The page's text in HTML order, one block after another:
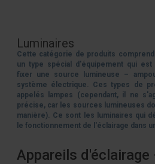
Luminaires
Cette catégorie de produits
un type spécial d'équipement qui
fixer une source lumineuse –
système électrique. Ces types de
appelés lampes (cependant, il ne
précise, car les sources lumineuses
manière). Ce sont les luminaires qui
le fonctionnement de l'éclairage dans
Appareils